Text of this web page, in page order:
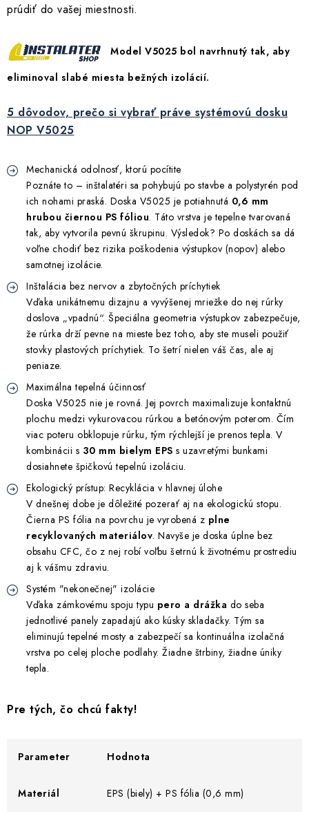
Filtrovanie a úprava vody
Vetranie a rekuperácia
Kúpeľňa a sanita
Spojovací materiál
Akcie, Zľavy
Kontakty Poštovné a doprava
Obchodné podmienky
Reklamačné podmienky
Podmienky ochrany osobných údajov
Obchodné podmienky požičovne náradia
Moja objednávka
prúdiť do vašej miestnosti.
Model V5025 bol navrhnutý tak, aby
eliminoval slabé miesta bežných izolácií.
5 dôvodov, prečo si vybrať práve systémovú dosku
NOP V5025
Mechanická odolnosť, ktorú pocítite
Poznáte to – inštalatéri sa pohybujú po stavbe a polystyrén pod
ich nohami praská. Doska V5025 je potiahnutá 0,6 mm
hrubou čiernou PS fóliou. Táto vrstva je tepelne tvarovaná
tak, aby vytvorila pevnú škrupinu. Výsledok? Po doskách sa dá
voľne chodiť bez rizika poškodenia výstupkov (nopov) alebo
samotnej izolácie.
Inštalácia bez nervov a zbytočných príchytiek
Vďaka unikátnemu dizajnu a vyvýšenej mriežke do nej rúrky
doslova „vpadnú“. Špeciálna geometria výstupkov zabezpečuje,
že rúrka drží pevne na mieste bez toho, aby ste museli použiť
stovky plastových príchytiek. To šetrí nielen váš čas, ale aj
peniaze.
Maximálna tepelná účinnosť
Doska V5025 nie je rovná. Jej povrch maximalizuje kontaktnú
plochu medzi vykurovacou rúrkou a betónovým poterom. Čím
viac poteru obklopuje rúrku, tým rýchlejší je prenos tepla. V
kombinácii s 30 mm bielym EPS s uzavretými bunkami
dosiahnete špičkovú tepelnú izoláciu.
Ekologický prístup: Recyklácia v hlavnej úlohe
V dnešnej dobe je dôležité pozerať aj na ekologickú stopu.
Čierna PS fólia na povrchu je vyrobená z plne
recyklovaných materiálov. Navyše je doska úplne bez
obsahu CFC, čo z nej robí voľbu šetrnú k životnému prostrediu
aj k vášmu zdraviu.
Systém "nekonečnej" izolácie
Vďaka zámkovému spoju typu pero a drážka do seba
jednotlivé panely zapadajú ako kúsky skladačky. Tým sa
eliminujú tepelné mosty a zabezpečí sa kontinuálna izolačná
vrstva po celej ploche podlahy. Žiadne štrbiny, žiadne úniky
tepla.
Pre tých, čo chcú fakty!
Parameter Hodnota
Materiál EPS (biely) + PS fólia (0,6 mm)